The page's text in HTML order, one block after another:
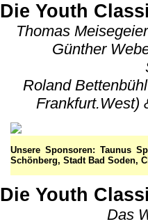
Die Youth
Thomas
Günther
Roland
Frankfurt.West)
Unsere Sponsoren: Taunus
Schönberg, Stadt Bad Soden,
Die Youth
Das